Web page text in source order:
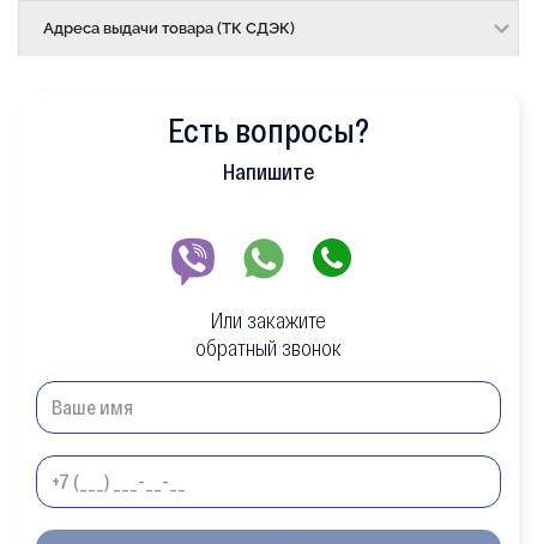
Адреса выдачи товара (ТК СДЭК)
Есть вопросы?
Напишите
Или закажите
обратный звонок